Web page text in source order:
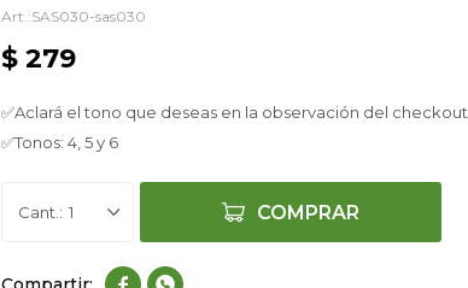
SAS030-sas030
$ 279
✅Aclará el tono que deseas en la observación del checkout
✅Tonos: 4, 5 y 6
1 COMPRAR